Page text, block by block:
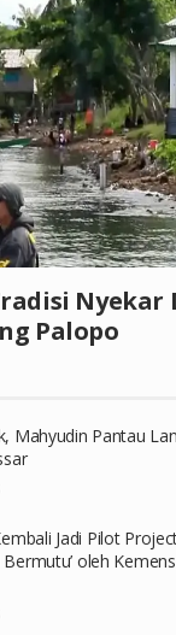
Nyekar
Palopo
Mahyudin Pantau
Jadi Pilot
Bermutu’ oleh